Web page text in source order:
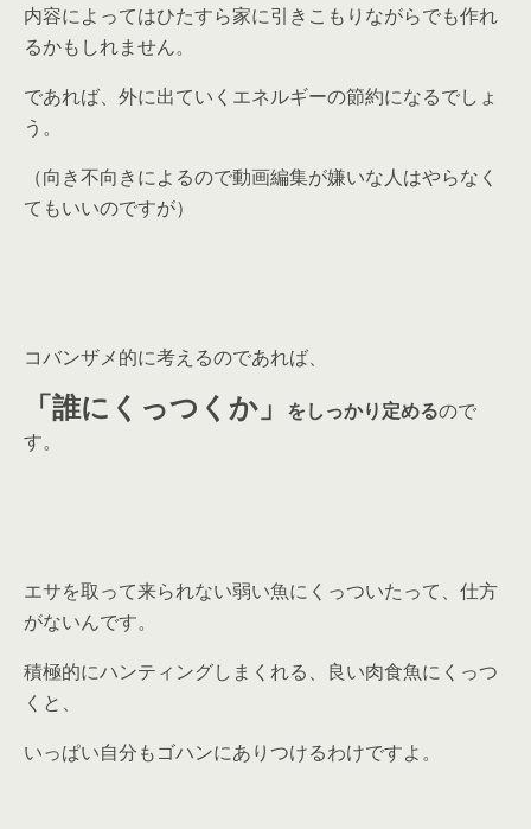
内容によってはひたすら家に引きこもりながらでも作れ
るかもしれません。
であれば、外に出ていくエネルギーの節約になるでしょ
う。
（向き不向きによるので動画編集が嫌いな人はやらなく
てもいいのですが）
コバンザメ的に考えるのであれば、
「誰にくっつくか」 をしっかり定めるので
す。
エサを取って来られない弱い魚にくっついたって、仕方
がないんです。
積極的にハンティングしまくれる、良い肉食魚にくっつ
くと、
いっぱい自分もゴハンにありつけるわけですよ。